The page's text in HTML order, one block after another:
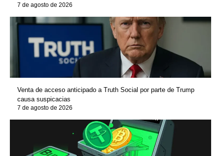
7 de agosto de 2026
Venta de acceso anticipado a Truth Social por parte de Trump
causa suspicacias
7 de agosto de 2026